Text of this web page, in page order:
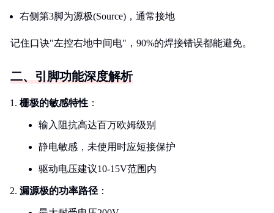
右侧第3脚为源极(Source)，通常接地
记住口诀"左控右地中间电"，90%的焊接错误都能避免。
二、引脚功能深度解析
栅极的敏感特性 ：
输入阻抗高达百万欧姆级别
静电敏感，未使用时应短接保护
驱动电压建议10-15V范围内
漏源极的功率路径 ：